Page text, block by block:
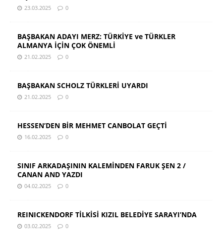
23.03.2025 0
BAŞBAKAN ADAYI MERZ: TÜRKİYE ve TÜRKLER
ALMANYA İÇİN ÇOK ÖNEMLİ
21.02.2025 0
BAŞBAKAN SCHOLZ TÜRKLERİ UYARDI
21.02.2025 0
HESSEN’DEN BİR MEHMET CANBOLAT GEÇTİ
16.02.2025 0
SINIF ARKADAŞININ KALEMİNDEN FARUK ŞEN 2 /
CANAN AND YAZDI
04.02.2025 0
REINICKENDORF TİLKİSİ KIZIL BELEDİYE SARAYI’NDA
03.02.2025 0